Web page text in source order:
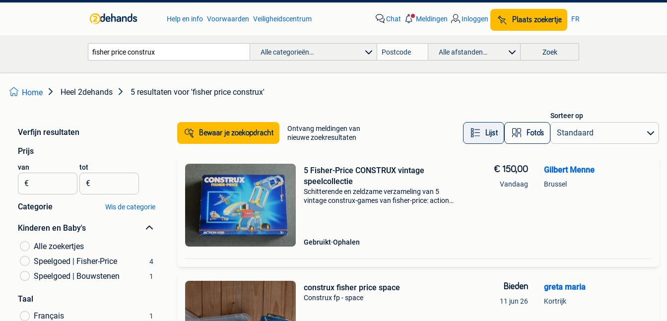
Help en info Voorwaarden Veiligheidscentrum Chat Meldingen Inloggen Plaats zoekertje FR
Alle categorieën… Alle afstanden… Zoek
Home Heel 2dehands 5 resultaten voor 'fisher price construx'
Verfijn resultaten
Prijs
van
€
tot
€
Categorie Wis de categorie
Kinderen en Baby's
Alle zoekertjes
Speelgoed | Fisher-Price
4
Speelgoed | Bouwstenen 1
Taal
Français
1
Bewaar je zoekopdracht
Ontvang meldingen van
nieuwe zoekresultaten
Lijst Foto’s
Sorteer op
5 Fisher-Price CONSTRUX vintage
speelcollectie
Schitterende en zeldzame verzameling van 5
vintage construx-games van fisher-price: action
Gebruikt Ophalen
€ 150,00
Vandaag
Gilbert Menne
Brussel
construx fisher price space
Construx fp - space
Bieden
11 jun 26
greta maria
Kortrijk